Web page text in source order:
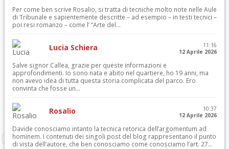
Per come ben scrive Rosalio, si tratta di tecniche molto note nelle Aule
di Tribunale e sapientemente descritte – ad esempio – in testi tecnici –
poi resi romanzo – come l’ “Arte del...
Lucia Schiera
11:16
12 Aprile 2026
Salve signor Callea, grazie per queste informazioni e
approfondimenti. Io sono nata e abito nel quartiere, ho 19 anni, ma
non avevo idea di tutta questa storia complicata del parco. Ero
convinta che fosse un...
Rosalio
10:37
12 Aprile 2026
Davide conosciamo intanto la tecnica retorica dell’argomentum ad
hominem. I contenuti dei singoli post del blog rappresentano il punto
di vista dell’autore, che ben conosciamo come conosciamo l’art. 27...